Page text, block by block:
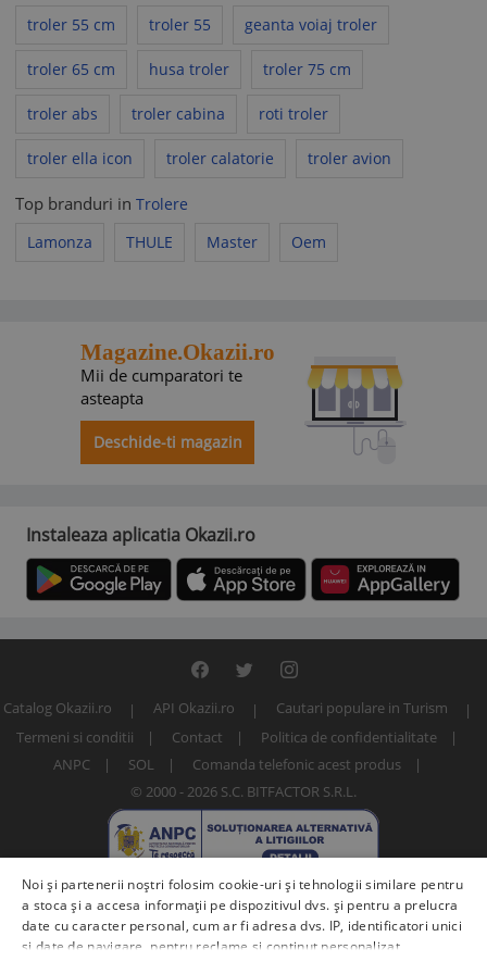
nescrise, fiind aplicabile prevederile legale corespunzătoare
troler 55 cm troler 55 geanta voiaj troler
troler 65 cm husa troler troler 75 cm
troler abs troler cabina roti troler
troler ella icon troler calatorie troler avion
Top branduri in Trolere
Lamonza
THULE Master Oem
Magazine.Okazii.ro
Mii de cumparatori te
asteapta
Deschide-ti magazin
Instaleaza aplicatia Okazii.ro
Catalog Okazii.ro API Okazii.ro
Cautari populare in Turism
Termeni si conditii
Contact
Politica de confidentialitate
ANPC
SOL
Comanda telefonic acest produs
© 2000 - 2026 S.C. BITFACTOR S.R.L.
Noi și partenerii noștri folosim cookie-uri și tehnologii similare pentru
a stoca și a accesa informații pe dispozitivul dvs. și pentru a prelucra
date cu caracter personal, cum ar fi adresa dvs. IP, identificatori unici
și date de navigare, pentru reclame și conținut personalizat,